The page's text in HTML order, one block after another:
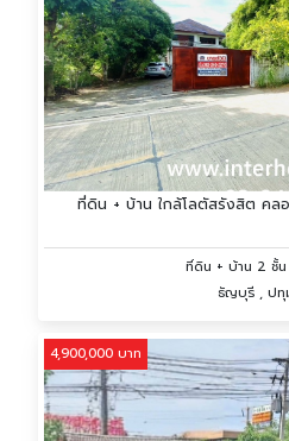
ที่ดิน + บ้าน ใกล้โลตัสรังสิต ค
ที่ดิน + บ้าน 2 ชั้น
ธัญบุรี , ปทุ
4,900,000 บาท